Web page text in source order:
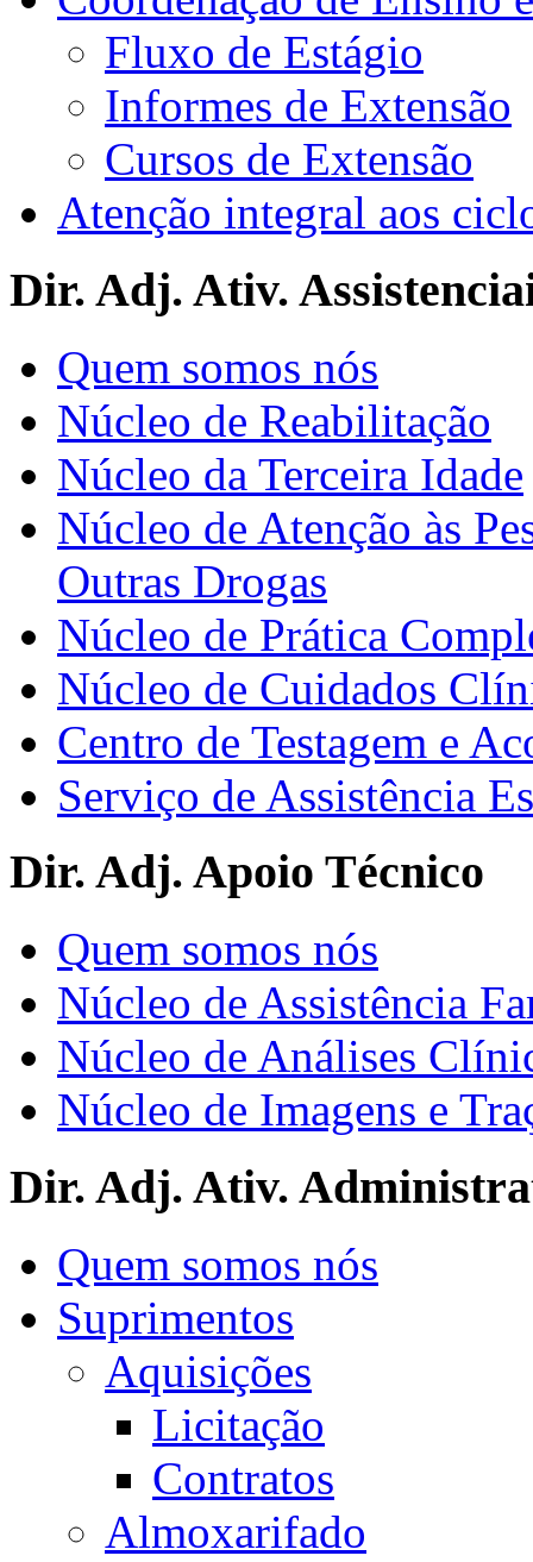
Fluxo de Estágio
Informes de Extensão
Cursos de Extensão
Atenção integral aos
Dir. Adj. Ativ.
Quem somos nós
Núcleo de Reabilitação
Núcleo da Terceira Idade
Núcleo de Atenção às
Outras Drogas
Núcleo de Prática
Núcleo de Cuidados
Centro de Testagem e
Serviço de Assistência
Dir. Adj. Apoio Técnico
Quem somos nós
Núcleo de Assistência
Núcleo de Análises
Núcleo de Imagens e
Dir. Adj. Ativ.
Quem somos nós
Suprimentos
Aquisições
Licitação
Contratos
Almoxarifado